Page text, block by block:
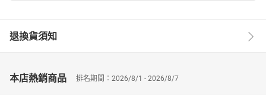
退換貨須知
本店熱銷商品 排名期間：2026/8/1 - 2026/8/7